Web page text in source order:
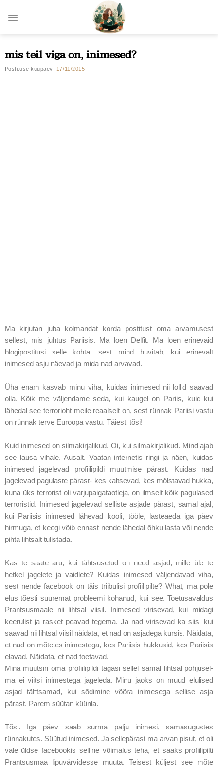
mis teil viga on, inimesed?
Postituse kuupäev: 17/11/2015
Ma kirjutan juba kolmandat korda postitust oma arvamusest
sellest, mis juhtus Pariisis. Ma loen Delfit. Ma loen erinevaid
blogipostitusi selle kohta, sest mind huvitab, kui erinevalt
inimesed asju näevad ja mida nad arvavad.
Üha enam kasvab minu viha, kuidas inimesed nii lollid saavad
olla. Kõik me väljendame seda, kui kaugel on Pariis, kuid kui
lähedal see terrorioht meile reaalselt on, sest rünnak Pariisi vastu
on rünnak terve Euroopa vastu. Täiesti tõsi!
Kuid inimesed on silmakirjalikud. Oi, kui silmakirjalikud. Mind ajab
see lausa vihale. Ausalt. Vaatan internetis ringi ja näen, kuidas
inimesed jagelevad profiilipildi muutmise pärast. Kuidas nad
jagelevad pagulaste pärast- kes kaitsevad, kes mõistavad hukka,
kuna üks terrorist oli varjupaigataotleja, on ilmselt kõik pagulased
terroristid. Inimesed jagelevad selliste asjade pärast, samal ajal,
kui Pariisis inimesed lähevad kooli, tööle, lasteaeda iga päev
hirmuga, et keegi võib ennast nende lähedal õhku lasta või nende
pihta lihtsalt tulistada.
Kas te saate aru, kui tähtsusetud on need asjad, mille üle te
hetkel jagelete ja vaidlete? Kuidas inimesed väljendavad viha,
sest nende facebook on täis triibulisi profiilipilte? What, ma pole
elus tõesti suuremat probleemi kohanud, kui see. Toetusavaldus
Prantsusmaale nii lihtsal viisil. Inimesed virisevad, kui midagi
keerulist ja rasket peavad tegema. Ja nad virisevad ka siis, kui
saavad nii lihtsal viisil näidata, et nad on asjadega kursis. Näidata,
et nad on mõtetes inimestega, kes Pariisis hukkusid, kes Pariisis
elavad. Näidata, et nad toetavad.
Mina muutsin oma profiilipildi tagasi sellel samal lihtsal põhjusel-
ma ei viitsi inimestega jageleda. Minu jaoks on muud elulised
asjad tähtsamad, kui sõdimine võõra inimesega sellise asja
pärast. Parem süütan küünla.
Tõsi. Iga päev saab surma palju inimesi, samasugustes
rünnakutes. Süütud inimesed. Ja sellepärast ma arvan pisut, et oli
vale üldse facebookis selline võimalus teha, et saaks profiilipilti
Prantsusmaa lipuvärvidesse muuta. Teisest küljest see mõte